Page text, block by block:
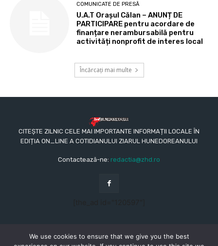
COMUNICATE DE PRESĂ
U.A.T Orașul Călan – ANUNȚ DE
PARTICIPARE pentru acordare de
finanțare nerambursabilă pentru
activități nonprofit de interes local
Încărcați mai multe
CITEȘTE ZILNIC CELE MAI IMPORTANTE INFORMAȚII LOCALE ÎN
EDIȚIA ON_LINE A COTIDIANULUI ZIARUL HUNEDOREANULUI
Contactează-ne: redactia@zhd.ro
We use cookies to ensure that we give you the best